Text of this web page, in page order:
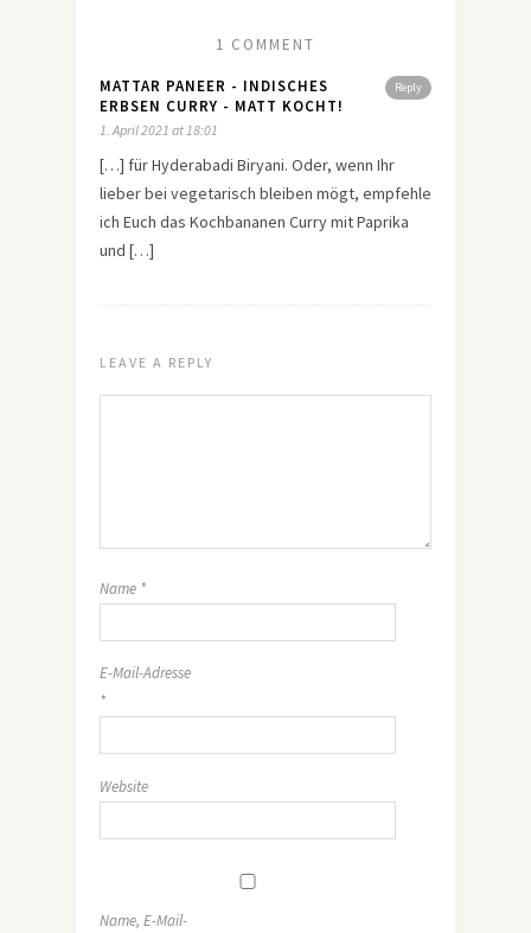
1 COMMENT
Reply
MATTAR PANEER - INDISCHES
ERBSEN CURRY - MATT KOCHT!
1. April 2021 at 18:01
[…] für Hyderabadi Biryani. Oder, wenn Ihr
lieber bei vegetarisch bleiben mögt, empfehle
ich Euch das Kochbananen Curry mit Paprika
und […]
LEAVE A REPLY
Name *
E-Mail-Adresse
*
Website
Name, E-Mail-